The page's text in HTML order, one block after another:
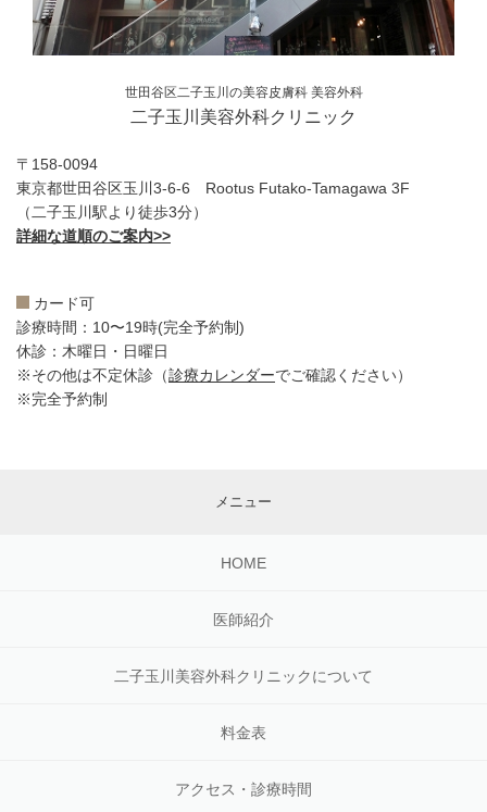
世田谷区二子玉川の美容皮膚科 美容外科
二子玉川美容外科クリニック
〒158-0094
東京都世田谷区玉川3-6-6 Rootus Futako-Tamagawa 3F
（二子玉川駅より徒歩3分）
詳細な道順のご案内>>
カード可
診療時間：10〜19時(完全予約制)
休診：木曜日・日曜日
※その他は不定休診（診療カレンダーでご確認ください）
※完全予約制
メニュー
HOME
医師紹介
二子玉川美容外科クリニックについて
料金表
アクセス・診療時間